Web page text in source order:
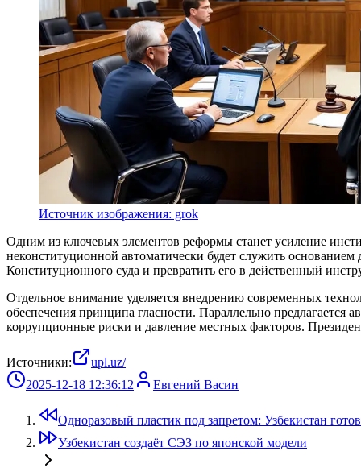
Источник изображения: grok
Одним из ключевых элементов реформы станет усиление
неконституционной автоматически будет служить
Конституционного суда и превратить его в действенный
Отдельное внимание уделяется внедрению современных
обеспечения принципа гласности. Параллельно предлагается
коррупционные риски и давление местных факторов.
Источники:
upl.uz/
2025-12-18 12:36:12
Евгений Васин
Одноразовый пластик под запретом: Узбекистан
Узбекистан создаёт СЭЗ по японской модели